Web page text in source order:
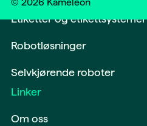
Etiketter og etikettsystemer
Robotløsninger
Selvkjørende roboter
Linker
Om oss